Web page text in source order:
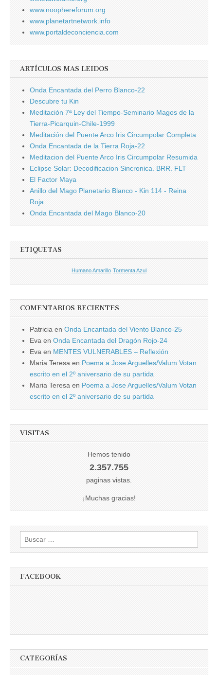
www.noophereforum.org
www.planetartnetwork.info
www.portaldeconciencia.com
ARTÍCULOS MAS LEIDOS
Onda Encantada del Perro Blanco-22
Descubre tu Kin
Meditación 7ª Ley del Tiempo-Seminario Magos de la
Tierra-Picarquin-Chile-1999
Meditación del Puente Arco Iris Circumpolar Completa
Onda Encantada de la Tierra Roja-22
Meditacion del Puente Arco Iris Circumpolar Resumida
Eclipse Solar: Decodificacion Sincronica. BRR. FLT
El Factor Maya
Anillo del Mago Planetario Blanco - Kin 114 - Reina
Roja
Onda Encantada del Mago Blanco-20
ETIQUETAS
Humano Amarillo Tormenta Azul
COMENTARIOS RECIENTES
Patricia en Onda Encantada del Viento Blanco-25
Eva en Onda Encantada del Dragón Rojo-24
Eva en MENTES VULNERABLES – Reflexión
Maria Teresa en Poema a Jose Arguelles/Valum Votan
escrito en el 2º aniversario de su partida
Maria Teresa en Poema a Jose Arguelles/Valum Votan
escrito en el 2º aniversario de su partida
VISITAS
Hemos tenido
2.357.755
paginas vistas.
¡Muchas gracias!
Buscar:
FACEBOOK
CATEGORÍAS